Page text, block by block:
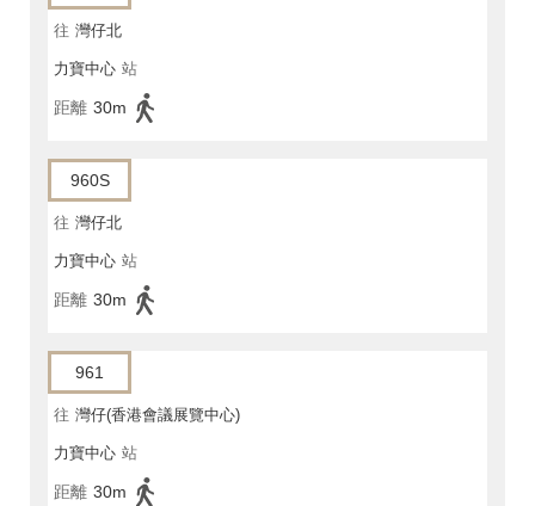
往 灣仔北
力寶中心 站
距離 30m
960S
往 灣仔北
力寶中心 站
距離 30m
961
往 灣仔(香港會議展覽中心)
力寶中心 站
距離 30m